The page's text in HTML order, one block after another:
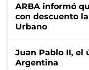
ARBA informó
con descuento
Urbano
Juan Pablo II, el
Argentina